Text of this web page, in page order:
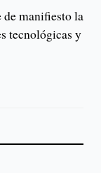
de manifiesto la
tecnológicas y